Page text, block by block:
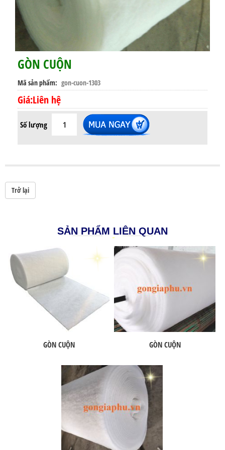
GÒN CUỘN
Mã sản phẩm gon-cuon-1303
Giá:Liên hệ
Số lượng
Trở lại
SẢN PHẨM LIÊN QUAN
GÒN CUỘN GÒN CUỘN